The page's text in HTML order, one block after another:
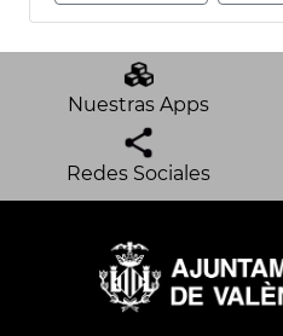
Nuestras Apps
Redes Sociales